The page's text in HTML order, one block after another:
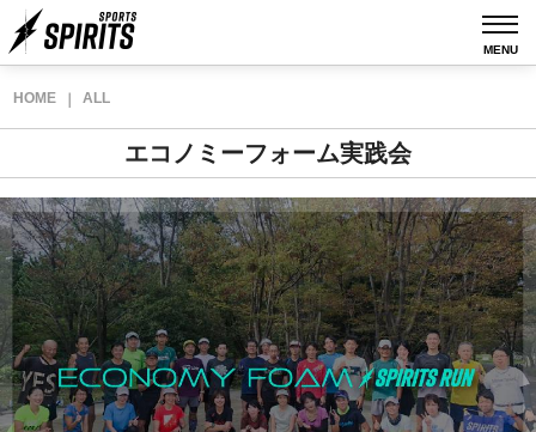
MENU
MENU
HOME ALL
エコノミーフォーム実践会